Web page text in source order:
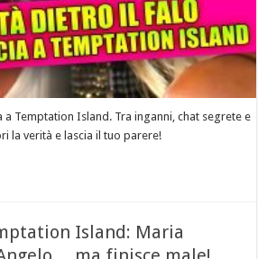
a Temptation Island. Tra inganni, chat segrete e
la verità e lascia il tuo parere!
Island: Maria